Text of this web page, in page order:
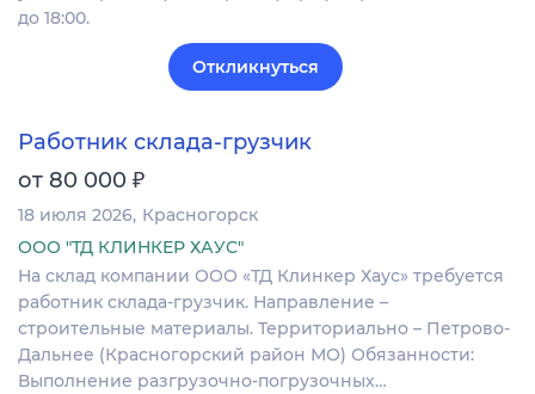
до 18:00.
Откликнуться
Работник склада-грузчик
от 80 000 ₽
18 июля 2026 Красногорск
ООО "ТД КЛИНКЕР ХАУС"
На склад компании ООО «ТД Клинкер Хаус» требуется
работник склада-грузчик. Направление –
строительные материалы. Территориально – Петрово-
Дальнее (Красногорский район МО) Обязанности:
Выполнение разгрузочно-погрузочных…